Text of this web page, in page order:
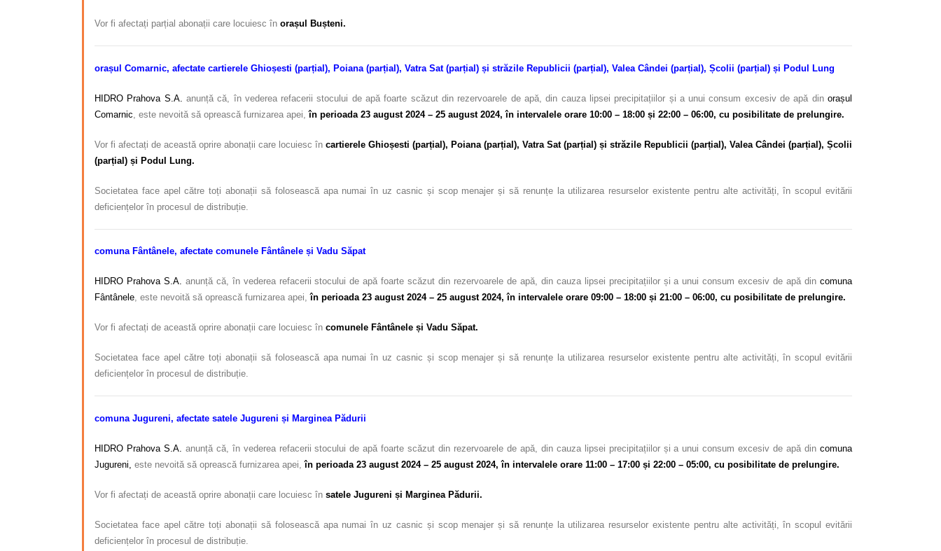
Vor fi afectați parțial abonații care locuiesc în orașul Bușteni.
orașul Comarnic, afectate cartierele Ghioșesti (parțial), Poiana (parțial), Vatra Sat (parțial) și străzile Republicii (parțial), Valea Cândei (parțial), Școlii (parțial) și Podul Lung
HIDRO Prahova S.A. anunță că, în vederea refacerii stocului de apă foarte scăzut din rezervoarele de apă, din cauza lipsei precipitațiilor și a unui consum excesiv de apă dinorașul
Comarnic , este nevoită să oprească furnizarea apei,în perioada 23 august 2024 – 25 august 2024, în intervalele orare 10:00 – 18:00 și 22:00 – 06:00, cu posibilitate de prelungire.
Vor fi afectați de această oprire abonații care locuiesc în cartierele Ghioșesti (parțial), Poiana (parțial), Vatra Sat (parțial) și străzile Republicii (parțial), Valea Cândei (parțial), Școlii
(parțial) și Podul Lung.
Societatea face apel către toți abonații să folosească apa numai în uz casnic și scop menajer și să renunțe la utilizarea resurselor existente pentru alte activități, în scopul evitării
deficiențelor în procesul de distribuție.
comuna Fântânele, afectate comunele Fântânele și Vadu Săpat
HIDRO Prahova S.A. anunță că, în vederea refacerii stocului de apă foarte scăzut din rezervoarele de apă, din cauza lipsei precipitațiilor și a unui consum excesiv de apă dincomuna
Fântânele, este nevoită să oprească furnizarea apei,în perioada 23 august 2024 – 25 august 2024, în intervalele orare 09:00 – 18:00 și 21:00 – 06:00, cu posibilitate de prelungire.
Vor fi afectați de această oprire abonații care locuiesc în comunele Fântânele și Vadu Săpat.
Societatea face apel către toți abonații să folosească apa numai în uz casnic și scop menajer și să renunțe la utilizarea resurselor existente pentru alte activități, în scopul evitării
deficiențelor în procesul de distribuție.
comuna Jugureni, afectate satele Jugureni și Marginea Pădurii
HIDRO Prahova S.A. anunță că, în vederea refacerii stocului de apă foarte scăzut din rezervoarele de apă, din cauza lipsei precipitațiilor și a unui consum excesiv de apă dincomuna
Jugureni, este nevoită să oprească furnizarea apei,în perioada 23 august 2024 – 25 august 2024, în intervalele orare 11:00 – 17:00 și 22:00 – 05:00, cu posibilitate de prelungire.
Vor fi afectați de această oprire abonații care locuiesc în satele Jugureni și Marginea Pădurii.
Societatea face apel către toți abonații să folosească apa numai în uz casnic și scop menajer și să renunțe la utilizarea resurselor existente pentru alte activități, în scopul evitării
deficiențelor în procesul de distribuție.